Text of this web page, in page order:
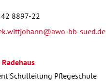
8897-22
bb-sued.de
Schulleitung Pflegeschule